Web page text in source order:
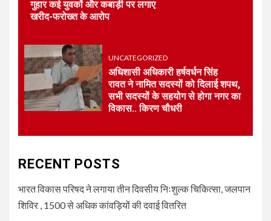
पर जोर
4
कोटवाल आलमपुर में लाखों की चोरी,
पीड़ित ने पुलिस से कार्रवाई की लगाई
गुहार कई युवकों और कबाड़ी पर लगाए
खरीद-फरोख्त के आरोप
रावत ने नामित सदस्यों को दिलाई
शपथ, सभी सदस्यों के सहयोग से होगा
नगर का विकास.. किरण चौधरी
गुहार कई युवकों और कबाड़ी पर लगाए
खरीद-फरोख्त के आरोप
UNCATEGORIZED
अधिशासी अधिकारी हर्षवर्धन सिंह
रावत ने नामित सदस्यों को दिलाई शपथ,
सभी सदस्यों के सहयोग से होगा नगर का
विकास.. किरण चौधरी
RECENT POSTS
भारत विकास परिषद ने लगाया तीन दिवसीय निःशुल्क चिकित्सा, जलपान
शिविर , 1500 से अधिक कांवड़ियों की दवाई वितरित